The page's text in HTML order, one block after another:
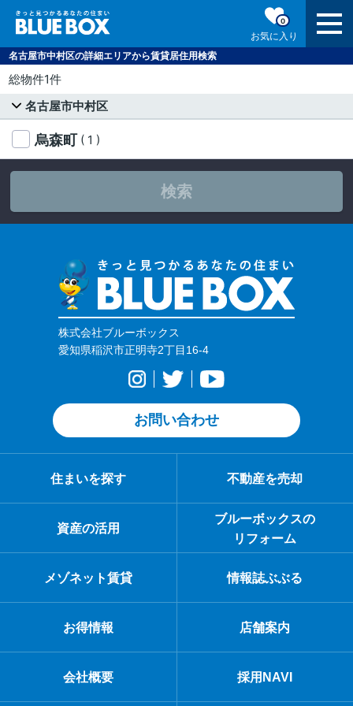
お気に入り
0
名古屋市中村区の詳細エリアから賃貸居住用検索
総物件1件
名古屋市中村区
烏森町 ( 1 )
検索
株式会社ブルーボックス
愛知県稲沢市正明寺2丁目16-4
お問い合わせ
住まいを探す 不動産を売却
資産の活用
ブルーボックスの
リフォーム
メゾネット賃貸 情報誌ぶぶる
お得情報 店舗案内
会社概要 採用NAVI